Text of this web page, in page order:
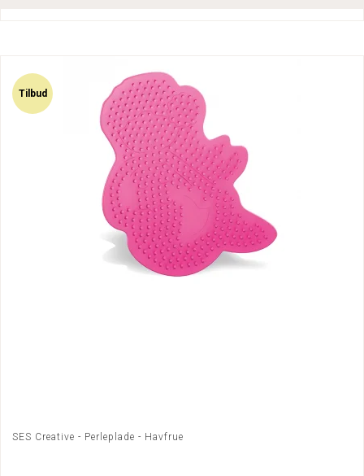
Tilbud
SES Creative - Perleplade - Havfrue